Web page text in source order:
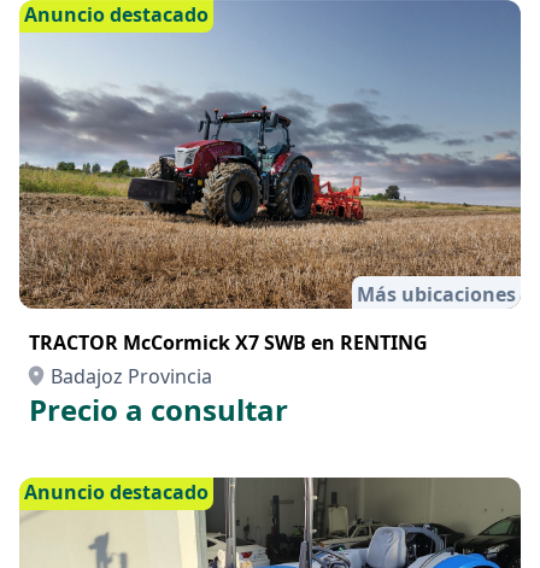
Anuncio destacado
Más ubicaciones
TRACTOR McCormick X7 SWB en RENTING
Badajoz Provincia
Precio a consultar
Anuncio destacado